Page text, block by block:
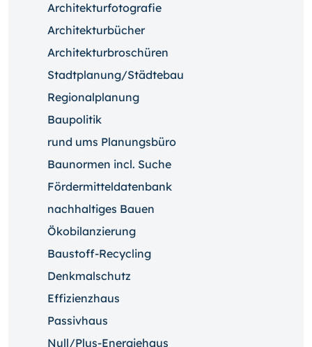
Architekturfotografie
Architekturbücher
Architekturbroschüren
Stadtplanung/Städtebau
Regionalplanung
Baupolitik
rund ums Planungsbüro
Baunormen incl. Suche
Fördermitteldatenbank
nachhaltiges Bauen
Ökobilanzierung
Baustoff-Recycling
Denkmalschutz
Effizienzhaus
Passivhaus
Null/Plus-Energiehaus